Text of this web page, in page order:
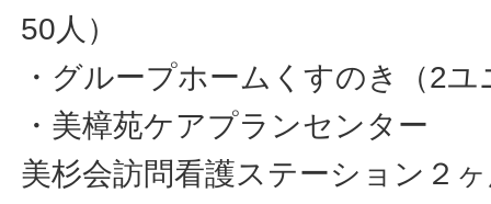
50人）
・グループホームくすのき（2
・美樟苑ケアプランセンター
美杉会訪問看護ステーション２